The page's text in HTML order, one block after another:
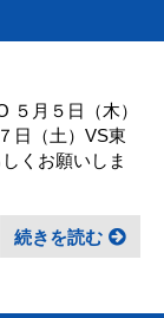
５月５日（木）
日（土）VS東
くお願いしま
続きを読む